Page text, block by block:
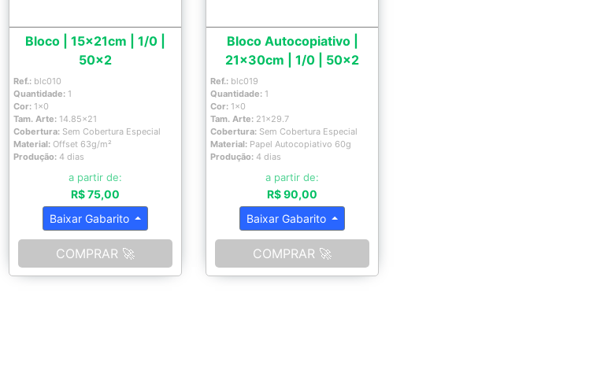
Bloco | 15x21cm | 1/0 |
50x2
Ref.: blc010
Quantidade: 1
Cor: 1x0
Tam. Arte: 14.85x21
Cobertura: Sem Cobertura Especial
Material: Offset 63g/m²
Produção: 4 dias
a partir de:
R$ 75,00
Baixar Gabarito
COMPRAR 🚀
Bloco Autocopiativo |
21x30cm | 1/0 | 50x2
Ref.: blc019
Quantidade: 1
Cor: 1x0
Tam. Arte: 21x29.7
Cobertura: Sem Cobertura Especial
Material: Papel Autocopiativo 60g
Produção: 4 dias
a partir de:
R$ 90,00
Baixar Gabarito
COMPRAR 🚀